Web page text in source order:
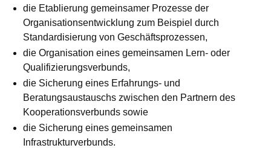
die Etablierung gemeinsamer Prozesse der
Organisationsentwicklung zum Beispiel durch
Standardisierung von Geschäftsprozessen,
die Organisation eines gemeinsamen Lern- oder
Qualifizierungsverbunds,
die Sicherung eines Erfahrungs- und
Beratungsaustauschs zwischen den Partnern des
Kooperationsverbunds sowie
die Sicherung eines gemeinsamen
Infrastrukturverbunds.